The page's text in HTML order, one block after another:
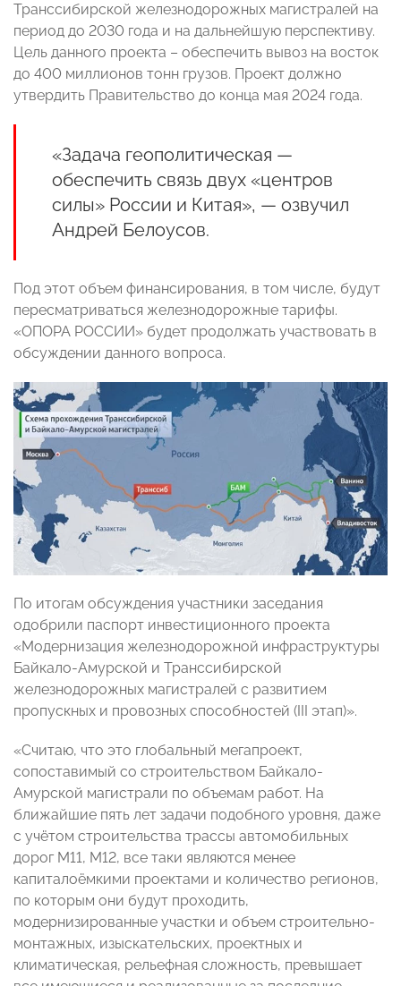
Транссибирской железнодорожных магистралей на
период до 2030 года и на дальнейшую перспективу.
Цель данного проекта – обеспечить вывоз на восток
до 400 миллионов тонн грузов. Проект должно
утвердить Правительство до конца мая 2024 года.
«Задача геополитическая —
обеспечить связь двух «центров
силы» России и Китая», — озвучил
Андрей Белоусов.
Под этот объем финансирования, в том числе, будут
пересматриваться железнодорожные тарифы.
«ОПОРА РОССИИ» будет продолжать участвовать в
обсуждении данного вопроса.
По итогам обсуждения участники заседания
одобрили паспорт инвестиционного проекта
«Модернизация железнодорожной инфраструктуры
Байкало-Амурской и Транссибирской
железнодорожных магистралей с развитием
пропускных и провозных способностей (III этап)».
«Считаю, что это глобальный мегапроект,
сопоставимый со строительством Байкало-
Амурской магистрали по объемам работ. На
ближайшие пять лет задачи подобного уровня, даже
с учётом строительства трассы автомобильных
дорог М11, М12, все таки являются менее
капиталоёмкими проектами и количество регионов,
по которым они будут проходить,
модернизированные участки и объем строительно-
монтажных, изыскательских, проектных и
климатическая, рельефная сложность, превышает